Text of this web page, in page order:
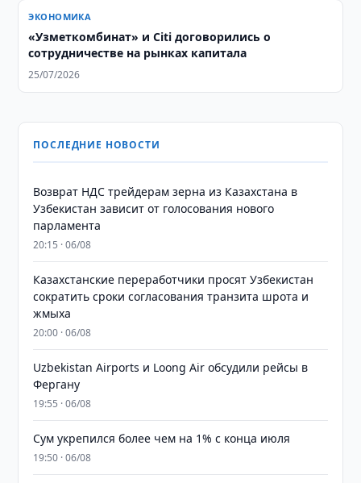
ЭКОНОМИКА
«Узметкомбинат» и Citi договорились о
сотрудничестве на рынках капитала
25/07/2026
ПОСЛЕДНИЕ НОВОСТИ
Возврат НДС трейдерам зерна из Казахстана в
Узбекистан зависит от голосования нового
парламента
20:15 · 06/08
Казахстанские переработчики просят Узбекистан
сократить сроки согласования транзита шрота и
жмыха
20:00 · 06/08
Uzbekistan Airports и Loong Air обсудили рейсы в
Фергану
19:55 · 06/08
Сум укрепился более чем на 1% с конца июля
19:50 · 06/08